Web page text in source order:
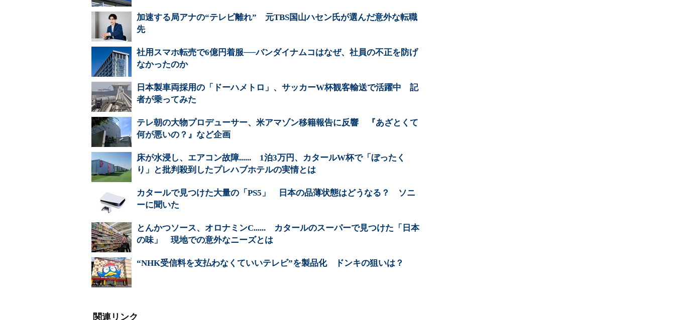
加速する局アナの“テレビ離れ” 元TBS国山ハセン氏が選んだ意外な転職
先
社用スマホ転売で6億円着服──バンダイナムコはなぜ、社員の不正を防げ
なかったのか
日本製車両採用の「ドーハメトロ」、サッカーW杯観客輸送で活躍中 記
者が乗ってみた
テレ朝の大物プロデューサー、米アマゾン移籍報告に反響 『あざとくて
何が悪いの？』など企画
床が水浸し、エアコン故障...... 1泊3万円、カタールW杯で「ぼったく
り」と批判殺到したプレハブホテルの実情とは
カタールで見つけた大量の「PS5」 日本の品薄状態はどうなる？ ソニ
ーに聞いた
とんかつソース、オロナミンC...... カタールのスーパーで見つけた「日本
の味」 現地での意外なニーズとは
“NHK受信料を支払わなくていいテレビ”を製品化 ドンキの狙いは？
関連リンク